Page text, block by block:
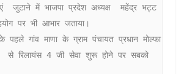
जुटाने में भाजपा प्रदेश अध्यक्ष  महेंद्र भट्ट
पर भी आभार जताया।
गांव माणा के ग्राम पंचायत प्रधान मोल्फा
से रिलायंस 4 जी सेवा शुरू होने पर सबको